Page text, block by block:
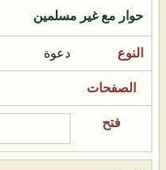
حوار مع غير مسلمين
دعوة